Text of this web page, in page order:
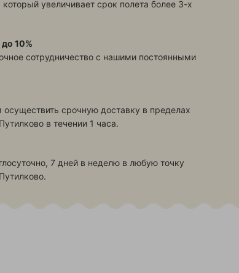
увеличивает срок полета более 3-х
10%
сотрудничество с нашими постоянными
срочную доставку в пределах
в течении 1 часа.
7 дней в неделю в любую точку
.